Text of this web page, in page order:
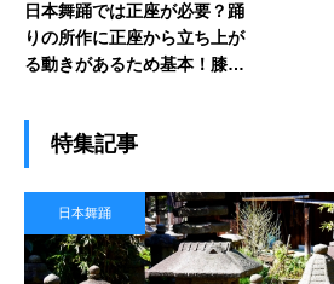
日本舞踊では正座が必要？踊
りの所作に正座から立ち上が
る動きがあるため基本！膝へ
特集記事
日本舞踊